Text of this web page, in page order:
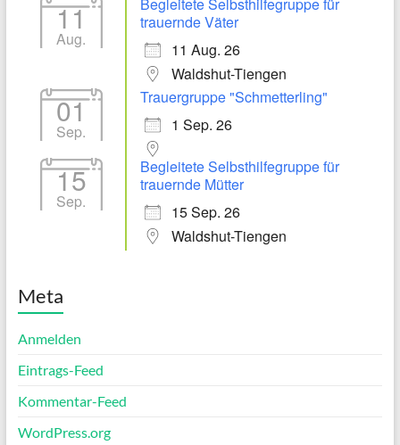
11
Aug.
trauernde Väter
11 Aug. 26
Waldshut-Tiengen
01
Sep.
Trauergruppe "Schmetterling"
1 Sep. 26
15
Sep.
Begleitete Selbsthilfegruppe für
trauernde Mütter
15 Sep. 26
Waldshut-Tiengen
Meta
Anmelden
Eintrags-Feed
Kommentar-Feed
WordPress.org